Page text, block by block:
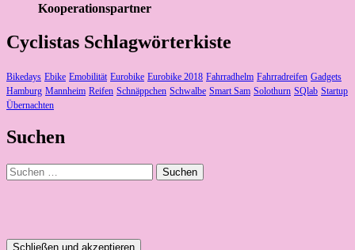
Kooperationspartner
Cyclistas Schlagwörterkiste
Bikedays Ebike Emobilität Eurobike Eurobike 2018 Fahrradhelm Fahrradreifen Gadgets
Hamburg Mannheim Reifen Schnäppchen Schwalbe Smart Sam Solothurn SQlab Startup
Übernachten
Suchen
Suchen
nach: